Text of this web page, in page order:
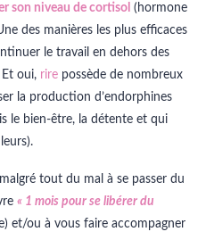
son niveau de cortisol (hormone
des manières les plus efficaces
le travail en dehors des
Et oui, rire possède de nombreux
la production d’endorphines
le bien-être, la détente et qui
tout du mal à se passer du
« 1 mois pour se libérer du
et/ou à vous faire accompagner